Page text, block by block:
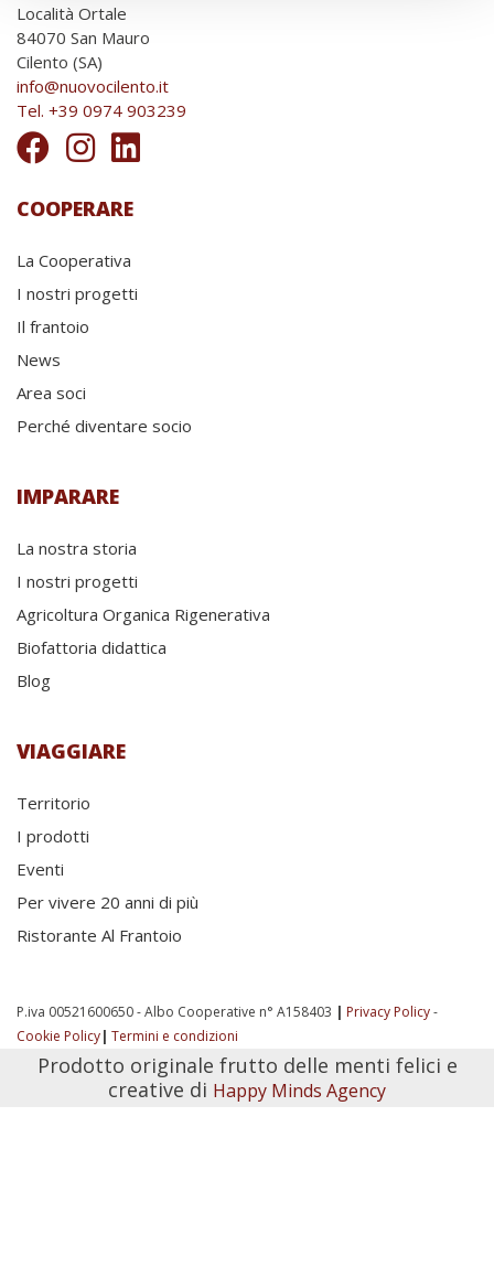
Località Ortale
84070 San Mauro
Cilento (SA)
info@nuovocilento.it
Tel. +39 0974 903239
COOPERARE
La Cooperativa
I nostri progetti
Il frantoio
News
Area soci
Perché diventare socio
IMPARARE
La nostra storia
I nostri progetti
Agricoltura Organica Rigenerativa
Biofattoria didattica
Blog
VIAGGIARE
Territorio
I prodotti
Eventi
Per vivere 20 anni di più
Ristorante Al Frantoio
P.iva 00521600650 - Albo Cooperative n° A158403 | Privacy Policy-
Cookie Policy| Termini e condizioni
Prodotto originale frutto delle menti felici e
creative di Happy Minds Agency